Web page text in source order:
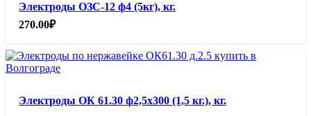
Электроды ОЗС-12 ф4 (5кг), кг.
270.00₽
Электроды ОК 61.30 ф2,5х300 (1,5 кг.), кг.